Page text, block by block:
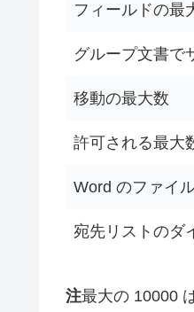
フィールドの最
グループ文書で
移動の最大数
許可される最大
Word のファイ
宛先リストのダ
注最大の 10000